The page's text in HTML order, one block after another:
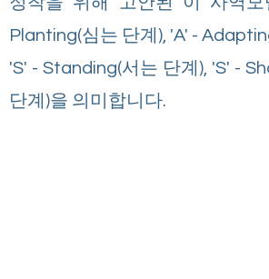
Planting(심는 단계), 'A' -
'S' - Standing(서는 단계), 'S' -
단계)을 의미합니다.